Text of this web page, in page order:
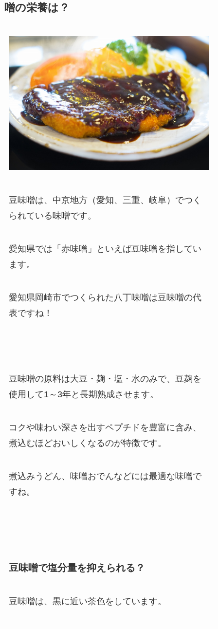
噌の栄養は？
豆味噌は、中京地方（愛知、三重、岐阜）でつく
られている味噌です。
愛知県では「赤味噌」といえば豆味噌を指してい
ます。
愛知県岡崎市でつくられた八丁味噌は豆味噌の代
表ですね！
豆味噌の原料は大豆・麹・塩・水のみで、豆麹を
使用して1～3年と長期熟成させます。
コクや味わい深さを出すペプチドを豊富に含み、
煮込むほどおいしくなるのが特徴です。
煮込みうどん、味噌おでんなどには最適な味噌で
すね。
豆味噌で塩分量を抑えられる？
豆味噌は、黒に近い茶色をしています。